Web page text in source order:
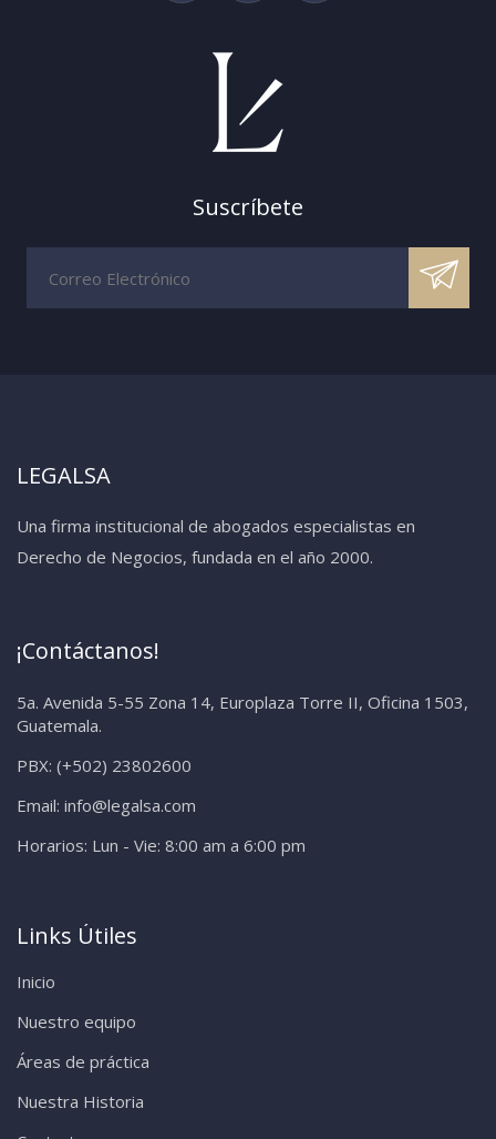
Suscríbete
LEGALSA
Una firma institucional de abogados especialistas en
Derecho de Negocios, fundada en el año 2000.
¡Contáctanos!
5a. Avenida 5-55 Zona 14, Europlaza Torre II, Oficina 1503,
Guatemala.
PBX: (+502) 23802600
Email: info@legalsa.com
Horarios: Lun - Vie: 8:00 am a 6:00 pm
Links Útiles
Inicio
Nuestro equipo
Áreas de práctica
Nuestra Historia